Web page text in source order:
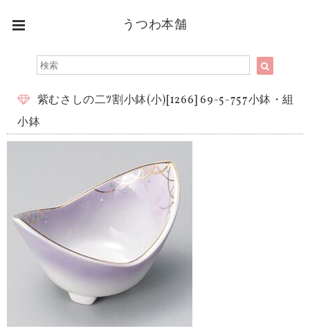
うつわ本舗
紫むさしの二ﾂ割小鉢(小)[1266] 69-5-757小鉢・組
小鉢